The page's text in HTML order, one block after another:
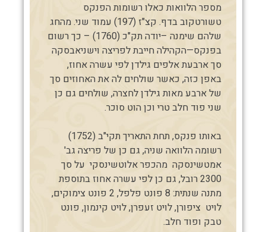
מספר הלוואות כאלו רשומות הפנקס
טשורטקוב בדף. קצ"ז (197) עמוד שני. מהחג
שלהם שימנה –יודה תק"כ (1760) – כך רשום
בפנקס—הקהילה חייבת לפריצה וישניאבסקה
סך ארבעת אלפים גילדן לפי עשרה אחוז,
באפן כזה, כאשר שולחים לה את האחוזים סך
של ארבע מאות גילדן לחצרה, שולחים גם כן
שני פוד חלב טרי וכן הוט סוכר.
באותו פנקס, תחת התאריך תקי"ב (1752)
רשומה הלוואה שניה, גם כן של פריצה גב'
אמטשינסקה מהכפר אלוטשינסקי על סך
2300 רובל, גם כן לפי עשרה אחוז בתוספת
מתנה שנתית: 8 פונט פלפל, 2 פונט צימוקים,
לויט ציפורן, לויט זעפרן, לויט קינמון, פונט
טבק ופוד חלב.